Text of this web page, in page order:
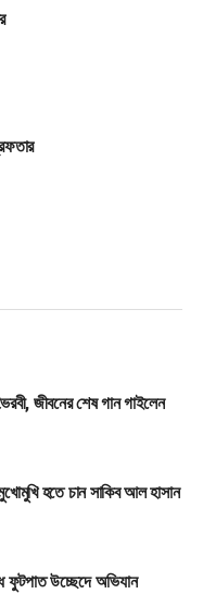
জীবনের শেষ গান গাইলেন
হতে চান সাকিব আল হাসান
ফুটপাত উচ্ছেদে অভিযান